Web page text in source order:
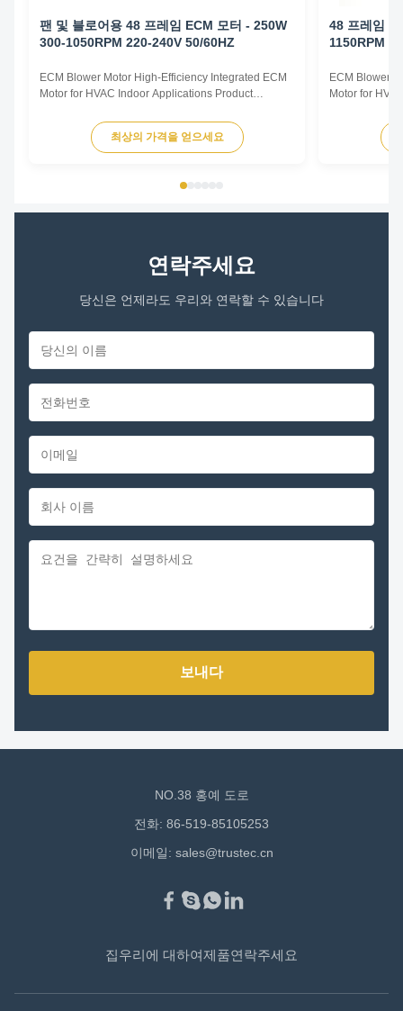
팬 및 블로어용 48 프레임 ECM 모터 - 250W
300-1050RPM 220-240V 50/60HZ
ECM Blower Motor High-Efficiency Integrated ECM
Motor for HVAC Indoor Applications Product
efficiency, fully integrated motor solution designed
for indoor HVAC air-moving equipment. By
최상의 가격을 얻으세요
48 프레임
1150RPM
ECM Blower
Motor for
efficiency,
for indoor
연락주세요
당신은 언제라도 우리와 연락할 수 있습니다
보내다
NO.38 홍예 도로
전화: 86-519-85105253
이메일: sales@trustec.cn
집우리에 대하여제품연락주세요